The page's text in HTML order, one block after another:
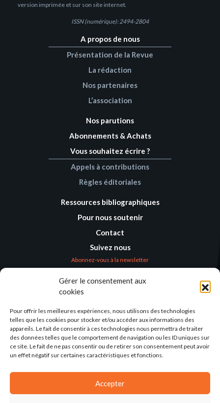
Gérer le consentement aux
cookies
Pour offrir les meilleures expériences, nous utilisons des technologies
telles que les cookies pour stocker et/ou accéder aux informations des
appareils. Le fait de consentir à ces technologies nous permettra de traiter
des données telles que le comportement de navigation ou les ID uniques sur
ce site. Le fait de ne pas consentir ou de retirer son consentement peut avoir
un effet négatif sur certaines caractéristiques et fonctions.
Accepter
version imprimée et sur son site internet.
ISSN (numérique): 2494-2804
A propos de nous
Présentation de la Revue
La rédaction
Nos partenaires
L’association
Nos parutions
Abonnements & Achats
Vous souhaitez écrire ?
Appels à contributions
Règles éditoriales
Ressources bibliographiques
Pour nous soutenir
Contact
Suivez nous
Abonnez-vous à la newsletter
Humanitaires –
Humanitarian
Alternatives
138 avenue des Frères
Lumière – CS 88379